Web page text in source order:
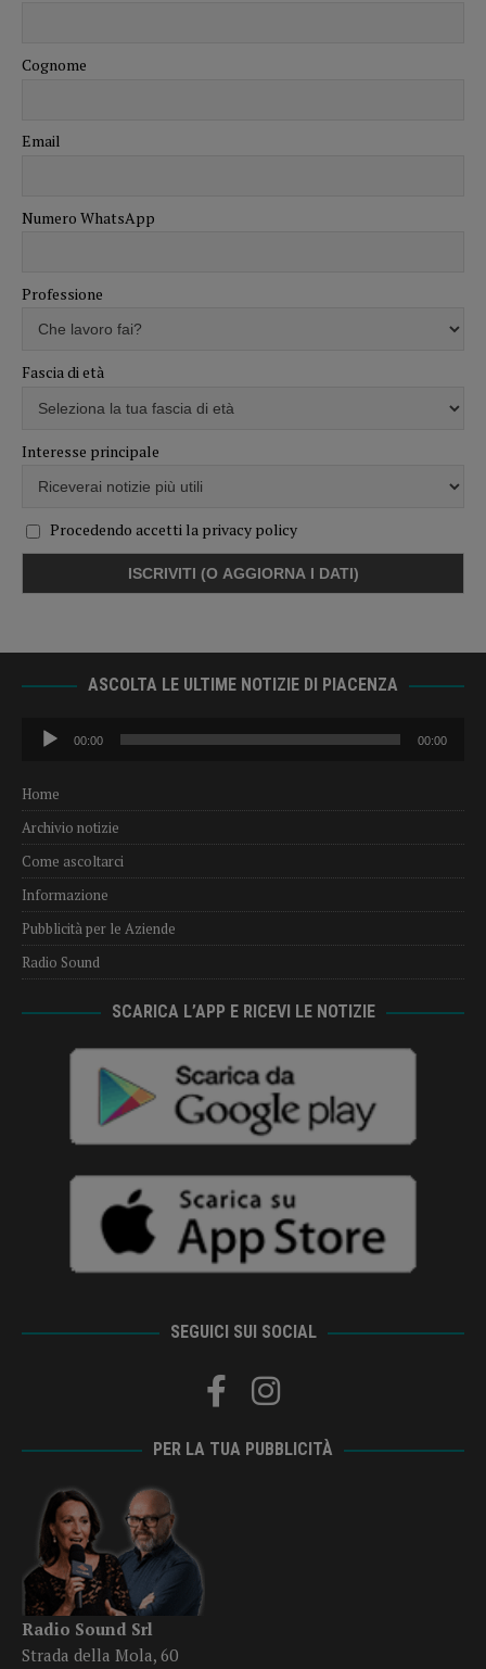
Cognome
Email
Numero WhatsApp
Professione
Fascia di età
Interesse principale
Procedendo accetti la privacy policy
ASCOLTA LE ULTIME NOTIZIE DI PIACENZA
Audio
Player
00:00 00:00
Home
Archivio notizie
Come ascoltarci
Informazione
Pubblicità per le Aziende
Radio Sound
SCARICA L’APP E RICEVI LE NOTIZIE
SEGUICI SUI SOCIAL
PER LA TUA PUBBLICITÀ
Radio Sound Srl
Strada della Mola, 60